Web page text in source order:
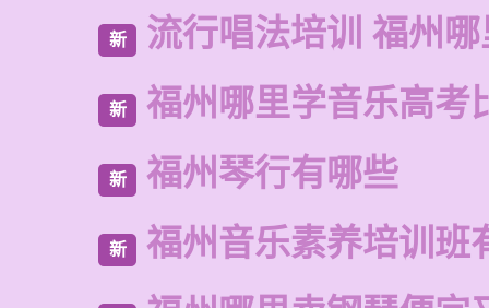
新 流行唱法培训 福州
新 福州哪里学音乐高考
新 福州琴行有哪些
新 福州音乐素养培训班